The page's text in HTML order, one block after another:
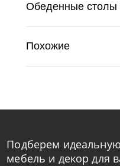
Cattelan Italia
Обеденные столы
Похожие
Подберем
мебель и декор для